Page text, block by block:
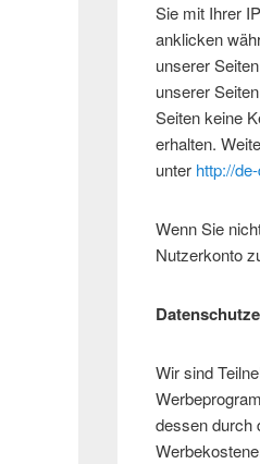
Sie mit Ihrer
anklicken
unserer
unserer
Seiten keine
erhalten.
unter http://
Wenn Sie
Nutzerkonto
Wir sind
dessen durch